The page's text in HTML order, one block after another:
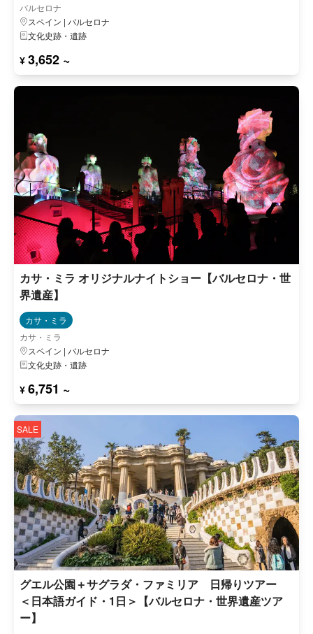
バルセロナ
スペイン | バルセロナ
文化史跡・遺跡
¥ 3,652 ~
カサ・ミラ オリジナルナイトショー【バルセロナ・世
界遺産】
カサ・ミラ
カサ・ミラ
スペイン | バルセロナ
文化史跡・遺跡
¥ 6,751 ~
SALE
グエル公園＋サグラダ・ファミリア 日帰りツアー
＜日本語ガイド・1日＞【バルセロナ・世界遺産ツア
ー】